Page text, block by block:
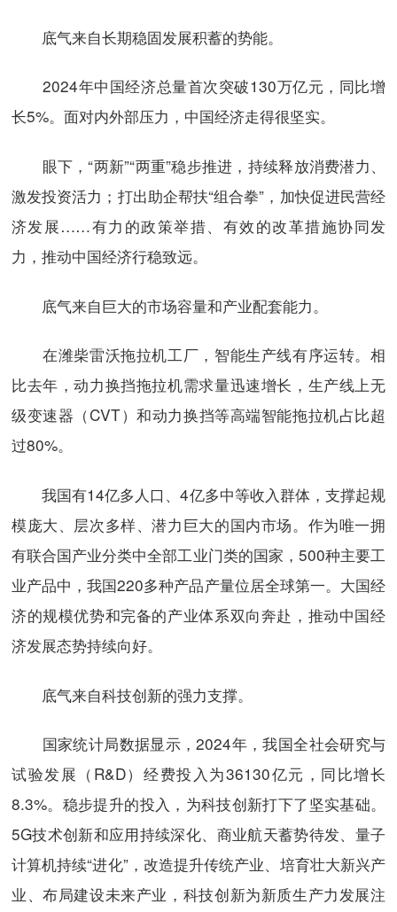
底气来自长期稳固发展积蓄的势能。
2024年中国经济总量首次突破130万亿元，同比增
长5%。面对内外部压力，中国经济走得很坚实。
眼下，“两新”“两重”稳步推进，持续释放消费潜力、
激发投资活力；打出助企帮扶“组合拳”，加快促进民营经
济发展……有力的政策举措、有效的改革措施协同发
力，推动中国经济行稳致远。
底气来自巨大的市场容量和产业配套能力。
在潍柴雷沃拖拉机工厂，智能生产线有序运转。相
比去年，动力换挡拖拉机需求量迅速增长，生产线上无
级变速器（CVT）和动力换挡等高端智能拖拉机占比超
过80%。
我国有14亿多人口、4亿多中等收入群体，支撑起规
模庞大、层次多样、潜力巨大的国内市场。作为唯一拥
有联合国产业分类中全部工业门类的国家，500种主要工
业产品中，我国220多种产品产量位居全球第一。大国经
济的规模优势和完备的产业体系双向奔赴，推动中国经
济发展态势持续向好。
底气来自科技创新的强力支撑。
国家统计局数据显示，2024年，我国全社会研究与
试验发展（R&D）经费投入为36130亿元，同比增长
8.3%。稳步提升的投入，为科技创新打下了坚实基础。
5G技术创新和应用持续深化、商业航天蓄势待发、量子
计算机持续“进化”，改造提升传统产业、培育壮大新兴产
业、布局建设未来产业，科技创新为新质生产力发展注